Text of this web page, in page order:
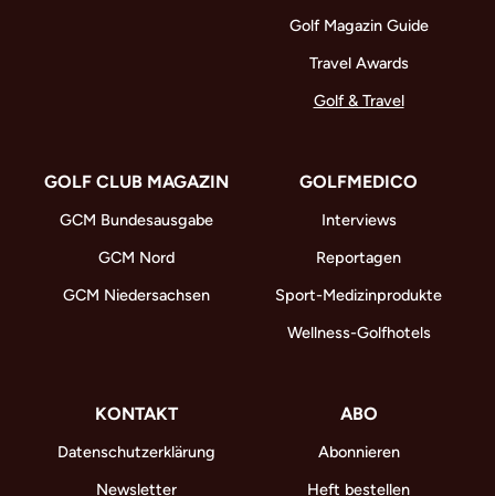
Golf Magazin Guide
Travel Awards
Golf & Travel
GOLF CLUB MAGAZIN
GCM Bundesausgabe
GCM Nord
GCM Niedersachsen
GOLFMEDICO
Interviews
Reportagen
Sport-Medizinprodukte
Wellness-Golfhotels
KONTAKT
Datenschutzerklärung
Newsletter
ABO
Abonnieren
Heft bestellen